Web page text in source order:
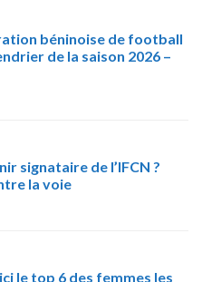
béninoise de football
de la saison 2026 –
signataire de l’IFCN ?
la voie
le top 6 des femmes les